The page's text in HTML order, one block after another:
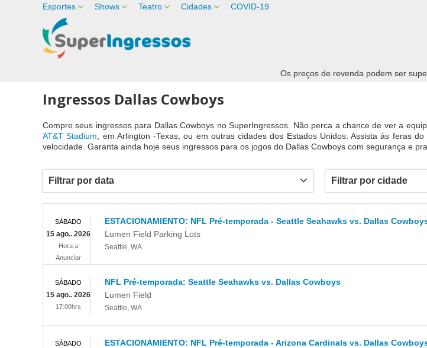
Esportes Shows Teatro Cidades COVID-19
Os preços de revenda podem ser
Ingressos Dallas Cowboys
Compre seus ingressos para Dallas Cowboys no SuperIngressos. Não perca a chance de ver a
AT&T Stadium , em Arlington -Texas, ou em outras cidades dos Estados Unidos. Assista às feras
velocidade. Garanta ainda hoje seus ingressos para os jogos do Dallas Cowboys com segurança e
Filtrar por data Filtrar por cidade
ESTACIONAMIENTO: NFL Pré-temporada - Seattle Seahawks vs. Dallas
Lumen Field Parking Lots
Seattle, WA
SÁBADO
15 ago.. 2026
Hora a
Anunciar
NFL Pré-temporada: Seattle Seahawks vs. Dallas Cowboys
Lumen Field
Seattle, WA
SÁBADO
15 ago.. 2026
17:00hrs
ESTACIONAMIENTO: NFL Pré-temporada - Arizona Cardinals vs. Dallas
SÁBADO